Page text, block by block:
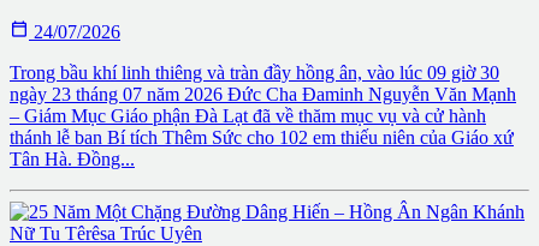
 24/07/2026
Trong bầu khí linh thiêng và tràn đầy hồng ân, vào lúc 09 giờ 30
ngày 23 tháng 07 năm 2026 Đức Cha Đaminh Nguyễn Văn Mạnh
– Giám Mục Giáo phận Đà Lạt đã về thăm mục vụ và cử hành
thánh lễ ban Bí tích Thêm Sức cho 102 em thiếu niên của Giáo xứ
Tân Hà. Đồng...